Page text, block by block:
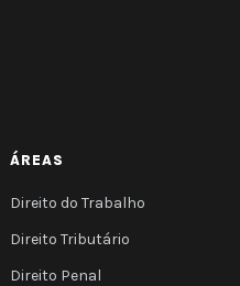
ÁREAS
Direito do Trabalho
Direito Tributário
Direito Penal